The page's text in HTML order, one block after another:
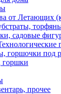
от Летающих
садовые
горшочки под
прочее